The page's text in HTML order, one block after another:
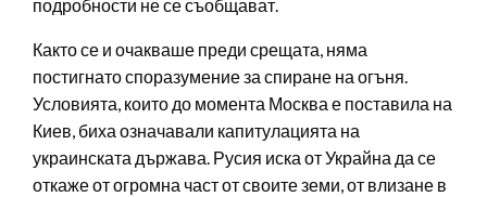
подробности не се съобщават.
Както се и очакваше преди срещата, няма
постигнато споразумение за спиране на огъня.
Условията, които до момента Москва е поставила на
Киев, биха означавали капитулацията на
украинската държава. Русия иска от Украйна да се
откаже от огромна част от своите земи, от влизане в